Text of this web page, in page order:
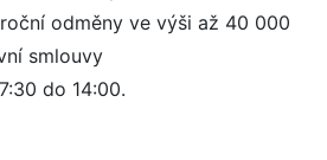
odměny ve výši až 40 000
smlouvy
do 14:00.